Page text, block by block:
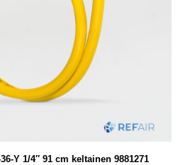
Y 1/4″ 91 cm keltainen 9881271